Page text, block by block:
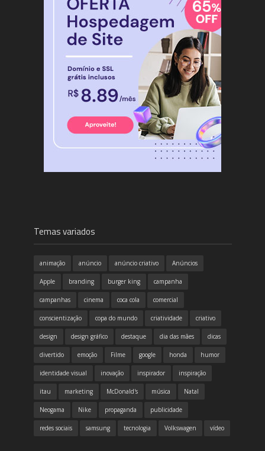
Temas variados
animação anúncio anúncio criativo Anúncios
Apple branding burger king campanha
campanhas cinema coca cola comercial
conscientização copa do mundo criatividade criativo
design design gráfico destaque dia das mães dicas
divertido emoção Filme google honda humor
identidade visual inovação inspirador inspiração
itau marketing McDonald's música Natal
Neogama Nike propaganda publicidade
redes sociais samsung tecnologia Volkswagen vídeo